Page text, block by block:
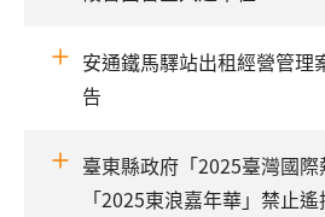
安通鐵馬驛站出租經營管理
告
臺東縣政府「2025臺灣國
「2025東浪嘉年華」禁止